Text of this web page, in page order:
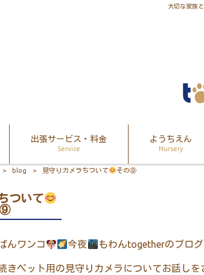
大切な家族
出張サービス・料金
Service
ようちえん
Nursery
> blog > 見守りカメラちついて その⑨
ついて
⑨
んワンコ 今夜 もわんtogetherのブロ
きペット用の見守りカメラについてお話しを